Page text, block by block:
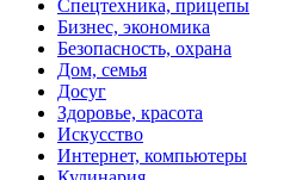
Спецтехника, прицепы
Бизнес, экономика
Безопасность, охрана
Дом, семья
Досуг
Здоровье, красота
Искусство
Интернет, компьютеры